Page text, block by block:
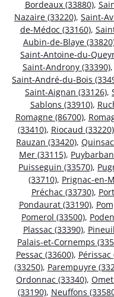
Bordeaux (33880),
Nazaire (33220), Saint-
de-Médoc (33160),
Aubin-de-Blaye
Saint-Antoine-du-
Saint-Androny (33390),
Saint-André-du-Bois
Saint-Aignan (33126),
Sablons (33910),
Romagne (86700),
(33410), Riocaud (33220)
Rauzan (33420),
Mer (33115),
Puisseguin (33570),
(33710), Prignac-en-
Préchac (33730),
Pondaurat (33190),
Pomerol (33500),
Plassac (33390),
Palais-et-Cornemps
Pessac (33600), Périssac
(33250), Parempuyre
Ordonnac (33340),
(33190), Neuffons